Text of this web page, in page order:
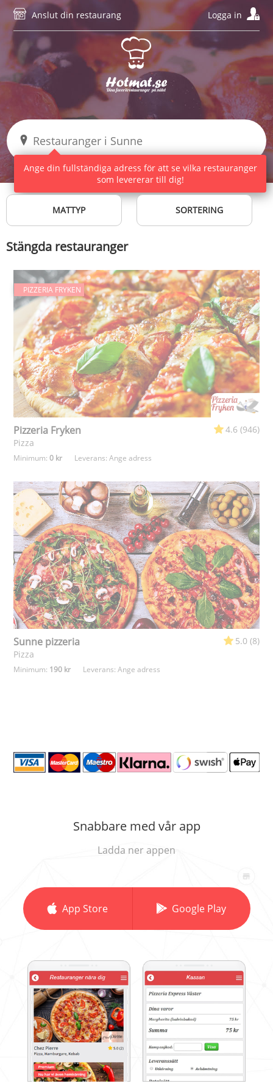
Logga in
Anslut din restaurang
Ange din fullständiga adress för att se vilka restauranger
som levererar till dig!
MATTYP SORTERING
Stängda restauranger
Pizzeria Fryken
4.6 (946)
Pizza
Minimum: 0 kr Leverans: Ange adress
PIZZERIA FRYKEN
Sunne pizzeria
5.0 (8)
Pizza
Minimum: 190 kr Leverans: Ange adress
Snabbare med vår app
Ladda ner appen
App Store Google Play